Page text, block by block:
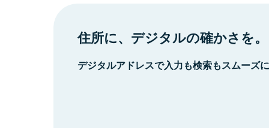
住所に、デジタルの確かさを。
デジタルアドレスで入力も検索もスムーズ